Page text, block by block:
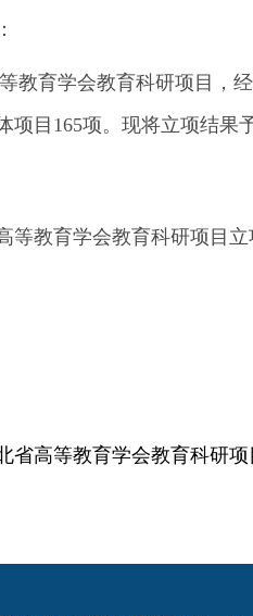
教育学会教育科研项目，
项目165项。现将立项结
等教育学会教育科研项目
省高等教育学会教育科研